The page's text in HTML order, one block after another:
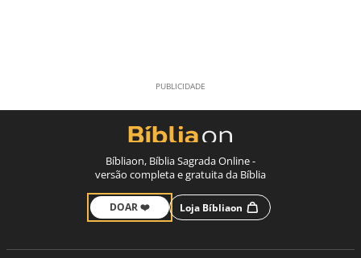
Bíbliaon, Bíblia Sagrada Online -
versão completa e gratuita da Bíblia
DOAR ❤️ Loja Bíbliaon